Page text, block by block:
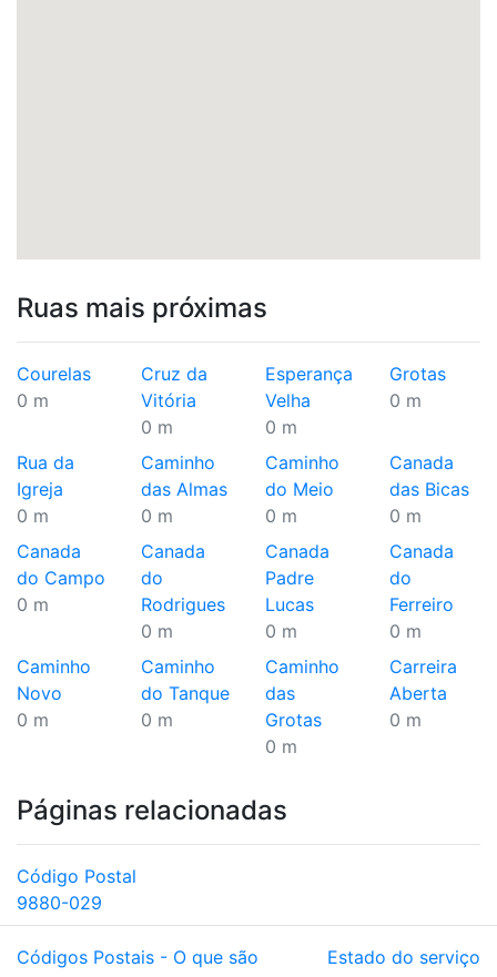
Ruas mais próximas
Courelas
0 m
Cruz da
Vitória
0 m
Esperança
Velha
0 m
Grotas
0 m
Rua da
Igreja
0 m
Caminho
das Almas
0 m
Caminho
do Meio
0 m
Canada
das Bicas
0 m
Canada
do Campo
0 m
Canada
do
Rodrigues
0 m
Canada
Padre
Lucas
0 m
Canada
do
Ferreiro
0 m
Caminho
Novo
0 m
Caminho
do Tanque
0 m
Caminho
das
Grotas
0 m
Carreira
Aberta
0 m
Páginas relacionadas
Código Postal
9880-029
Códigos Postais - O que são Estado do serviço